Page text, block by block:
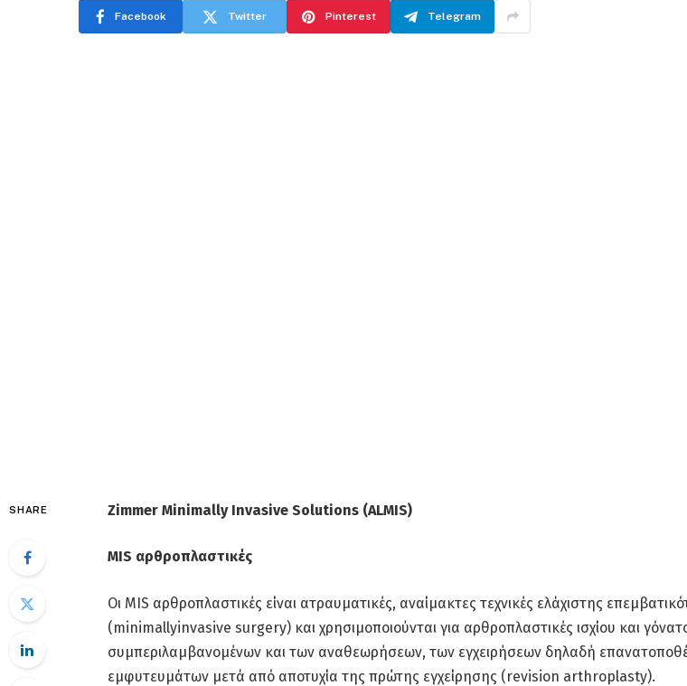
Facebook Twitter Pinterest Telegram
SHARE Zimmer Minimally Invasive Solutions (ALMIS)
MIS αρθροπλαστικές
Οι MIS αρθροπλαστικές είναι ατραυματικές, αναίμακτες τεχνικές ελάχιστης
(minimallyinvasive surgery) και χρησιμοποιούνται για αρθροπλαστικές ισχίου και
συμπεριλαμβανομένων και των αναθεωρήσεων, των εγχειρήσεων δηλαδή
εμφυτευμάτων μετά από αποτυχία της πρώτης εγχείρησης (revision arthroplasty).